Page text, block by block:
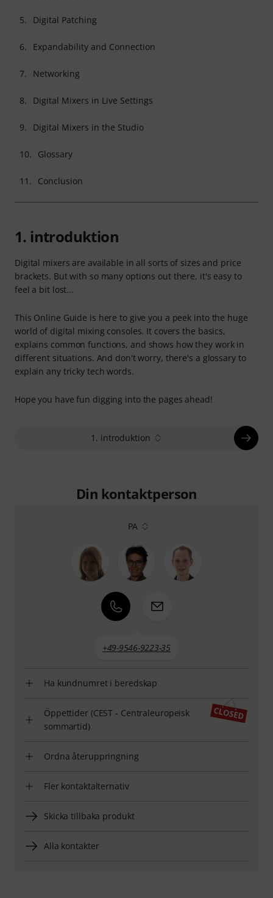
5. Digital Patching
6. Expandability and Connection
7. Networking
8. Digital Mixers in Live Settings
9. Digital Mixers in the Studio
10. Glossary
11. Conclusion
1. introduktion
Digital mixers are available in all sorts of sizes and price
brackets. But with so many options out there, it's easy to
feel a bit lost...
This Online Guide is here to give you a peek into the huge
world of digital mixing consoles. It covers the basics,
explains common functions, and shows how they work in
different situations. And don't worry, there's a glossary to
explain any tricky tech words.
Hope you have fun digging into the pages ahead!
1. introduktion
Din kontaktperson
PA
+49-9546-9223-35
Ha kundnumret i beredskap
Öppettider (CEST - Centraleuropeisk
sommartid)
Ordna återuppringning
Fler kontaktalternativ
Skicka tillbaka produkt
Alla kontakter